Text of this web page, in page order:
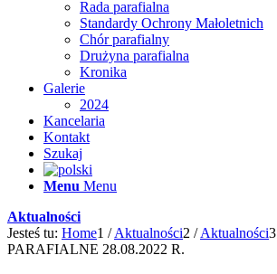
Rada parafialna
Standardy Ochrony Małoletnich
Chór parafialny
Drużyna parafialna
Kronika
Galerie
2024
Kancelaria
Kontakt
Szukaj
Menu Menu
Aktualności
Jesteś tu: Home1 / Aktualności2 / Aktualności3
PARAFIALNE 28.08.2022 R.